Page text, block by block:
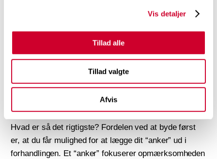
Vis detaljer
Tillad alle
Tillad valgte
Afvis
Når du går i forhandling, ligger det i teknikken, at du
skal kaste et ”anker” i forhandlingen. Hvis modparten
byder først, kan du læse meget ud af deres bud.
Derfor er det en fordel at lade modparten byde først.
På den anden side, hvis du byder først, er du i kontrol
over buddet og tankegangen, og forhandler på dine
Hvad er så det rigtigste? Fordelen ved at byde først
er, at du får mulighed for at lægge dit “anker” ud i
forhandlingen. Et “anker” fokuserer opmærksomheden